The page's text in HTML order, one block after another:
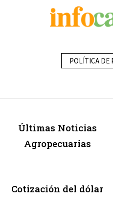
POLÍTICA DE
Últimas Noticias
Agropecuarias
Cotización del dólar